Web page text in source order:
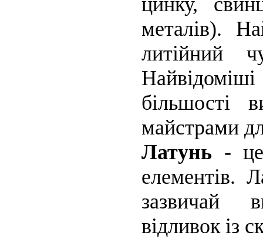
металів).
литійний
більшості
майстрами
Латунь -
елементів.
зазвичай
відливок із